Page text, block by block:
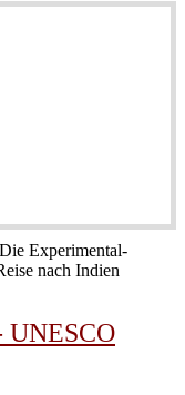
Experimental-
nach Indien
UNESCO